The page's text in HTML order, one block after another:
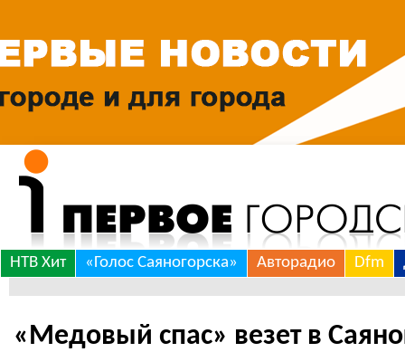
Skip
НТВ Хит «Голос Саяногорска» Авторадио Dfm
«Медовый спас» везет в